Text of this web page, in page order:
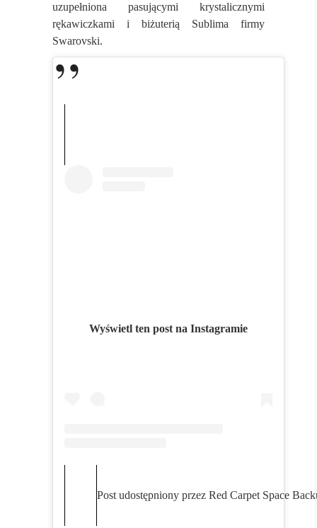
uzupełniona pasującymi krystalicznymi
rękawiczkami i biżuterią Sublima firmy
Swarovski.
Wyświetl ten post na Instagramie
Post udostępniony przez Red Carpet Space